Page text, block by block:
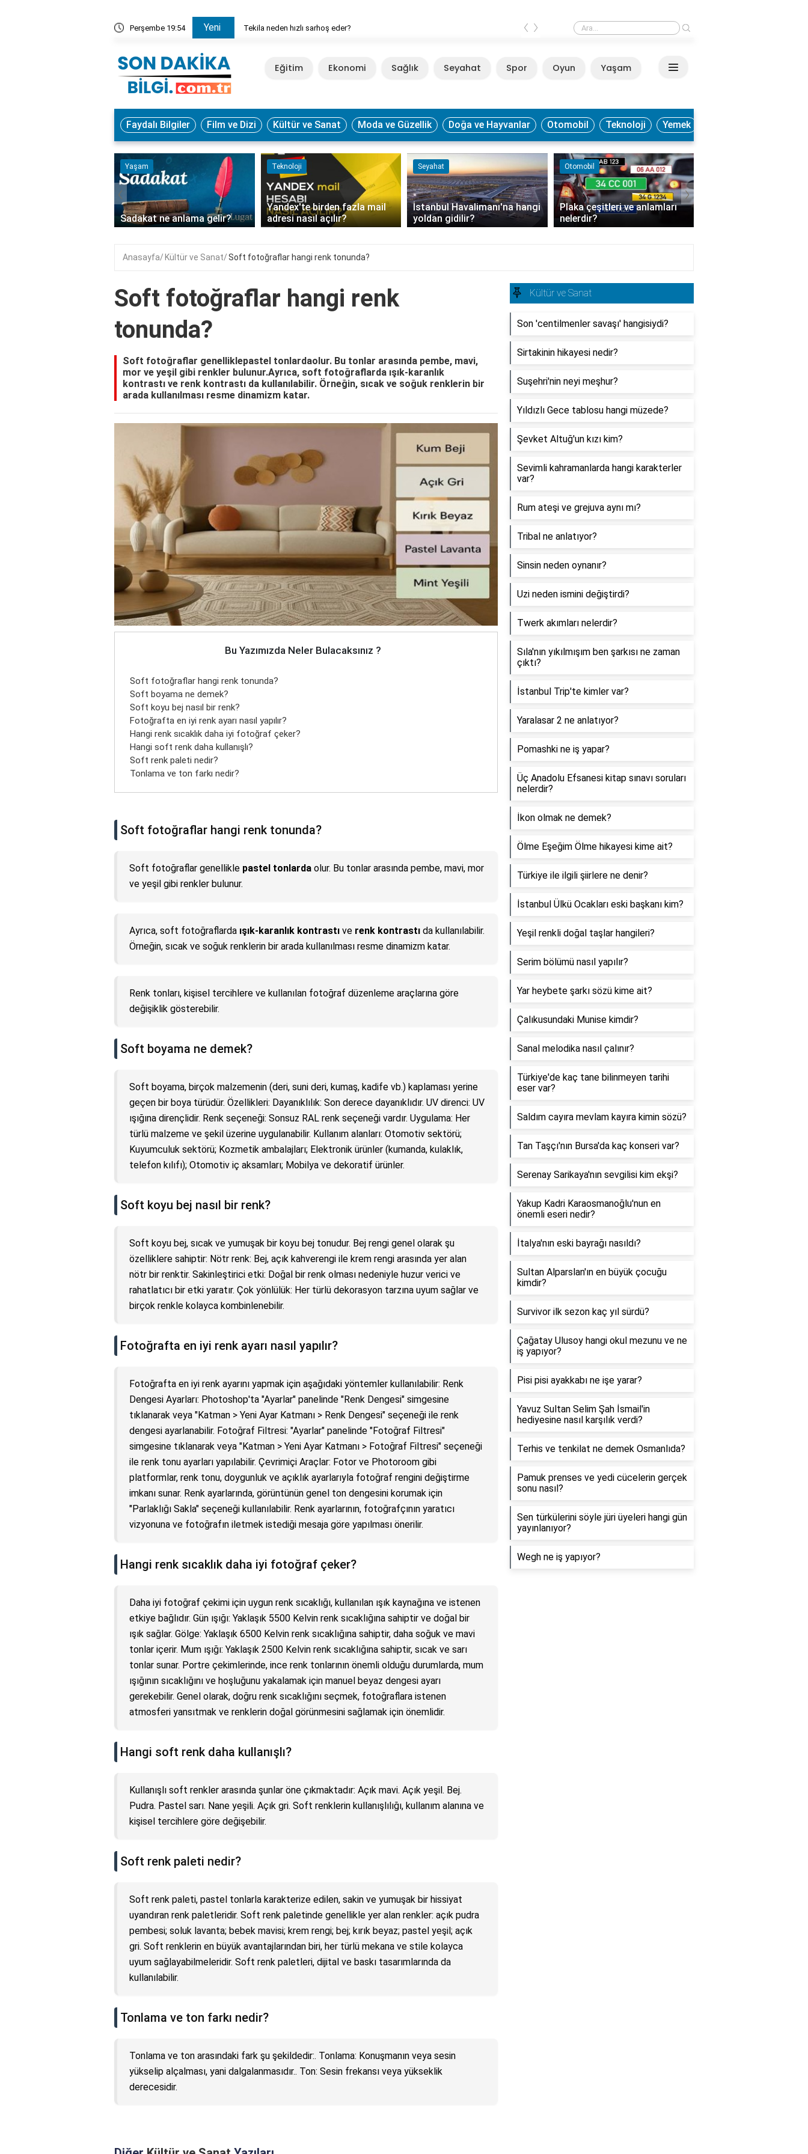
Perşembe 19:54 Yeni Tekila neden hızlı sarhoş eder? Tekila neden hızlı sarhoş eder?
‹ ›
Eğitim Ekonomi Sağlık Seyahat Spor Oyun Yaşam
Faydalı Bilgiler Film ve Dizi Kültür ve Sanat Moda ve Güzellik Doğa ve Hayvanlar Otomobil Teknoloji Yemek
Yaşam
Sadakat ne anlama gelir?
Teknoloji
Yandex'te birden fazla mail
adresi nasıl açılır?
Seyahat
İstanbul Havalimanı'na hangi
yoldan gidilir?
Otomobil
Plaka çeşitleri ve anlamları
nelerdir?
‹ ›
Anasayfa Kültür ve Sanat Soft fotoğraflar hangi renk tonunda?
Soft fotoğraflar hangi renk
tonunda?
Soft fotoğraflar genelliklepastel tonlardaolur. Bu tonlar arasında pembe, mavi,
mor ve yeşil gibi renkler bulunur.Ayrıca, soft fotoğraflarda ışık-karanlık
kontrastı ve renk kontrastı da kullanılabilir. Örneğin, sıcak ve soğuk renklerin bir
arada kullanılması resme dinamizm katar.
Bu Yazımızda Neler Bulacaksınız ?
Soft fotoğraflar hangi renk tonunda?
Soft boyama ne demek?
Soft koyu bej nasıl bir renk?
Fotoğrafta en iyi renk ayarı nasıl yapılır?
Hangi renk sıcaklık daha iyi fotoğraf çeker?
Hangi soft renk daha kullanışlı?
Soft renk paleti nedir?
Tonlama ve ton farkı nedir?
Soft fotoğraflar hangi renk tonunda?
Soft fotoğraflar genellikle pastel tonlarda olur. Bu tonlar arasında pembe, mavi, mor
ve yeşil gibi renkler bulunur.
Ayrıca, soft fotoğraflarda ışık-karanlık kontrastı ve renk kontrastı da kullanılabilir.
Örneğin, sıcak ve soğuk renklerin bir arada kullanılması resme dinamizm katar.
Renk tonları, kişisel tercihlere ve kullanılan fotoğraf düzenleme araçlarına göre
değişiklik gösterebilir.
Soft boyama ne demek?
Soft boyama, birçok malzemenin (deri, suni deri, kumaş, kadife vb.) kaplaması yerine
geçen bir boya türüdür. Özellikleri: Dayanıklılık: Son derece dayanıklıdır. UV direnci: UV
ışığına dirençlidir. Renk seçeneği: Sonsuz RAL renk seçeneği vardır. Uygulama: Her
türlü malzeme ve şekil üzerine uygulanabilir. Kullanım alanları: Otomotiv sektörü;
Kuyumculuk sektörü; Kozmetik ambalajları; Elektronik ürünler (kumanda, kulaklık,
telefon kılıfı); Otomotiv iç aksamları; Mobilya ve dekoratif ürünler.
Soft koyu bej nasıl bir renk?
Soft koyu bej, sıcak ve yumuşak bir koyu bej tonudur. Bej rengi genel olarak şu
özelliklere sahiptir: Nötr renk: Bej, açık kahverengi ile krem rengi arasında yer alan
nötr bir renktir. Sakinleştirici etki: Doğal bir renk olması nedeniyle huzur verici ve
rahatlatıcı bir etki yaratır. Çok yönlülük: Her türlü dekorasyon tarzına uyum sağlar ve
birçok renkle kolayca kombinlenebilir.
Fotoğrafta en iyi renk ayarı nasıl yapılır?
Fotoğrafta en iyi renk ayarını yapmak için aşağıdaki yöntemler kullanılabilir: Renk
Dengesi Ayarları: Photoshop'ta "Ayarlar" panelinde "Renk Dengesi" simgesine
tıklanarak veya "Katman > Yeni Ayar Katmanı > Renk Dengesi" seçeneği ile renk
dengesi ayarlanabilir. Fotoğraf Filtresi: "Ayarlar" panelinde "Fotoğraf Filtresi"
simgesine tıklanarak veya "Katman > Yeni Ayar Katmanı > Fotoğraf Filtresi" seçeneği
ile renk tonu ayarları yapılabilir. Çevrimiçi Araçlar: Fotor ve Photoroom gibi
platformlar, renk tonu, doygunluk ve açıklık ayarlarıyla fotoğraf rengini değiştirme
imkanı sunar. Renk ayarlarında, görüntünün genel ton dengesini korumak için
"Parlaklığı Sakla" seçeneği kullanılabilir. Renk ayarlarının, fotoğrafçının yaratıcı
vizyonuna ve fotoğrafın iletmek istediği mesaja göre yapılması önerilir.
Hangi renk sıcaklık daha iyi fotoğraf çeker?
Daha iyi fotoğraf çekimi için uygun renk sıcaklığı, kullanılan ışık kaynağına ve istenen
etkiye bağlıdır. Gün ışığı: Yaklaşık 5500 Kelvin renk sıcaklığına sahiptir ve doğal bir
ışık sağlar. Gölge: Yaklaşık 6500 Kelvin renk sıcaklığına sahiptir, daha soğuk ve mavi
tonlar içerir. Mum ışığı: Yaklaşık 2500 Kelvin renk sıcaklığına sahiptir, sıcak ve sarı
tonlar sunar. Portre çekimlerinde, ince renk tonlarının önemli olduğu durumlarda, mum
ışığının sıcaklığını ve hoşluğunu yakalamak için manuel beyaz dengesi ayarı
gerekebilir. Genel olarak, doğru renk sıcaklığını seçmek, fotoğraflara istenen
atmosferi yansıtmak ve renklerin doğal görünmesini sağlamak için önemlidir.
Hangi soft renk daha kullanışlı?
Kullanışlı soft renkler arasında şunlar öne çıkmaktadır: Açık mavi. Açık yeşil. Bej.
Pudra. Pastel sarı. Nane yeşili. Açık gri. Soft renklerin kullanışlılığı, kullanım alanına ve
kişisel tercihlere göre değişebilir.
Soft renk paleti nedir?
Soft renk paleti, pastel tonlarla karakterize edilen, sakin ve yumuşak bir hissiyat
uyandıran renk paletleridir. Soft renk paletinde genellikle yer alan renkler: açık pudra
pembesi; soluk lavanta; bebek mavisi; krem rengi; bej; kırık beyaz; pastel yeşil; açık
gri. Soft renklerin en büyük avantajlarından biri, her türlü mekana ve stile kolayca
uyum sağlayabilmeleridir. Soft renk paletleri, dijital ve baskı tasarımlarında da
kullanılabilir.
Tonlama ve ton farkı nedir?
Tonlama ve ton arasındaki fark şu şekildedir:. Tonlama: Konuşmanın veya sesin
yükselip alçalması, yani dalgalanmasıdır.. Ton: Sesin frekansı veya yükseklik
derecesidir.
Kültür ve Sanat
Son 'centilmenler savaşı' hangisiydi?
Sirtakinin hikayesi nedir?
Suşehri'nin neyi meşhur?
Yıldızlı Gece tablosu hangi müzede?
Şevket Altuğ'un kızı kim?
Sevimli kahramanlarda hangi karakterler
var?
Rum ateşi ve grejuva aynı mı?
Tribal ne anlatıyor?
Sinsin neden oynanır?
Uzi neden ismini değiştirdi?
Twerk akımları nelerdir?
Sıla'nın yıkılmışım ben şarkısı ne zaman
çıktı?
İstanbul Trip'te kimler var?
Yaralasar 2 ne anlatıyor?
Pomashki ne iş yapar?
Üç Anadolu Efsanesi kitap sınavı soruları
nelerdir?
İkon olmak ne demek?
Ölme Eşeğim Ölme hikayesi kime ait?
Türkiye ile ilgili şiirlere ne denir?
İstanbul Ülkü Ocakları eski başkanı kim?
Yeşil renkli doğal taşlar hangileri?
Serim bölümü nasıl yapılır?
Yar heybete şarkı sözü kime ait?
Çalıkusundaki Munise kimdir?
Sanal melodika nasıl çalınır?
Türkiye'de kaç tane bilinmeyen tarihi
eser var?
Saldım cayıra mevlam kayıra kimin sözü?
Tan Taşçı'nın Bursa'da kaç konseri var?
Serenay Sarikaya'nın sevgilisi kim ekşi?
Yakup Kadri Karaosmanoğlu'nun en
önemli eseri nedir?
İtalya'nın eski bayrağı nasıldı?
Sultan Alparslan'ın en büyük çocuğu
kimdir?
Survivor ilk sezon kaç yıl sürdü?
Çağatay Ulusoy hangi okul mezunu ve ne
iş yapıyor?
Pisi pisi ayakkabı ne işe yarar?
Yavuz Sultan Selim Şah İsmail'in
hediyesine nasıl karşılık verdi?
Terhis ve tenkilat ne demek Osmanlıda?
Pamuk prenses ve yedi cücelerin gerçek
sonu nasıl?
Sen türkülerini söyle jüri üyeleri hangi gün
yayınlanıyor?
Wegh ne iş yapıyor?